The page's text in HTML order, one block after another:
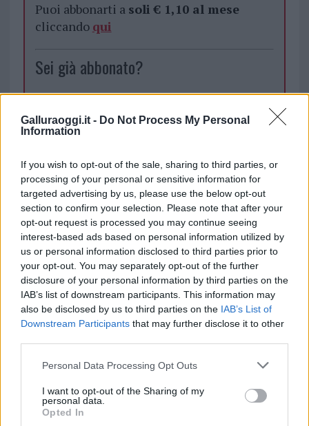
Galluraoggi.it - Do Not Process My Personal
Information
If you wish to opt-out of the sale, sharing to third parties, or
processing of your personal or sensitive information for
targeted advertising by us, please use the below opt-out
section to confirm your selection. Please note that after your
opt-out request is processed you may continue seeing
interest-based ads based on personal information utilized by
us or personal information disclosed to third parties prior to
your opt-out. You may separately opt-out of the further
disclosure of your personal information by third parties on the
IAB’s list of downstream participants. This information may
also be disclosed by us to third parties on the IAB’s List of
Downstream Participants that may further disclose it to other
Please note that this website/app uses one or more Google
not limited to your visit or usage behaviour. You may click to
grant or deny consent to Google and its third-party tags to
use your data for below specified purposes in below Google
Personal Data Processing Opt Outs
I want to opt-out of the Sharing of my
personal data.
Opted In
Puoi abbonarti a soli € 1,10 al mese
cliccando qui
Sei già abbonato?
Puoi effettuare l'accesso andando nella
sezione Login dal menù del sito o
cliccando
TEMI:
Artigiani Sardegna
Mascherine Artigiani Sardegna
Condividi l'articolo
F
a
ce
b
o
o
k
T
w
it
te
r
Pi
n
te
re
st
W
h
at
s
A
p
p
S
h
a
re
Articolo precedente
Prossimo articolo
NOTIZIE RECENTI